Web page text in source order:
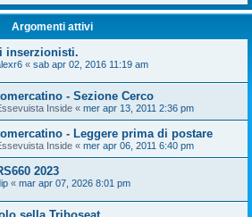
Argomenti attivi
inserzionisti.
« sab apr 02, 2016 11:19 am
- Sezione Cerco
Inside « mer apr 13, 2011 2:36 pm
- Leggere prima di postare
Inside « mer apr 06, 2011 6:40 pm
2023
« mar apr 07, 2026 8:01 pm